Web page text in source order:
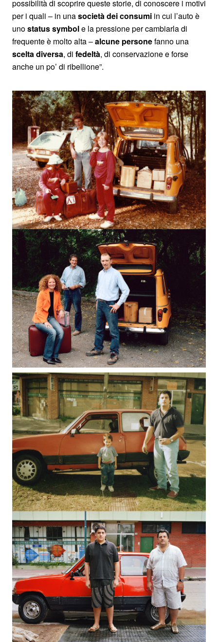
possibilità di scoprire queste storie, di conoscere i motivi
per i quali – in unasocietà dei consumi in cui l’auto è
unostatussymbole la pressione per cambiarla di
frequente è molto alta –alcune personefanno una
scelta diversa, di fedeltà, di conservazione e forse
anche un po’ di ribellione”.